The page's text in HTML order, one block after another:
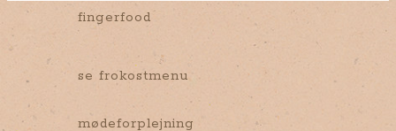
fingerfood
se frokostmenu
mødeforplejning